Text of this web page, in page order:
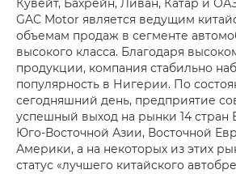
GAC Motor является ведущим
объемам продаж в сегменте
высокого класса. Благодаря
продукции, компания стабильно
популярность в Нигерии. По
сегодняшний день, предприятие
успешный выход на рынки 14 стран
Юго-Восточной Азии, Восточной
Америки, а на некоторых из этих
статус «лучшего китайского